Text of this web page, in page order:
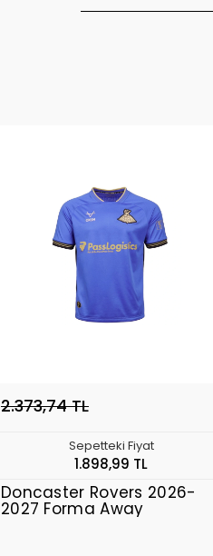
2.373,74 TL
Sepetteki Fiyat
1.898,99 TL
Doncaster Rovers 2026-
2027 Forma Away